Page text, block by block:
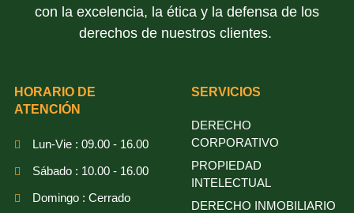
con la excelencia, la ética y la defensa de los
derechos de nuestros clientes.
HORARIO DE
ATENCIÓN
Lun-Vie : 09.00 - 16.00
Sábado : 10.00 - 16.00
Domingo : Cerrado
SERVICIOS
DERECHO
CORPORATIVO
PROPIEDAD
INTELECTUAL
DERECHO INMOBILIARIO